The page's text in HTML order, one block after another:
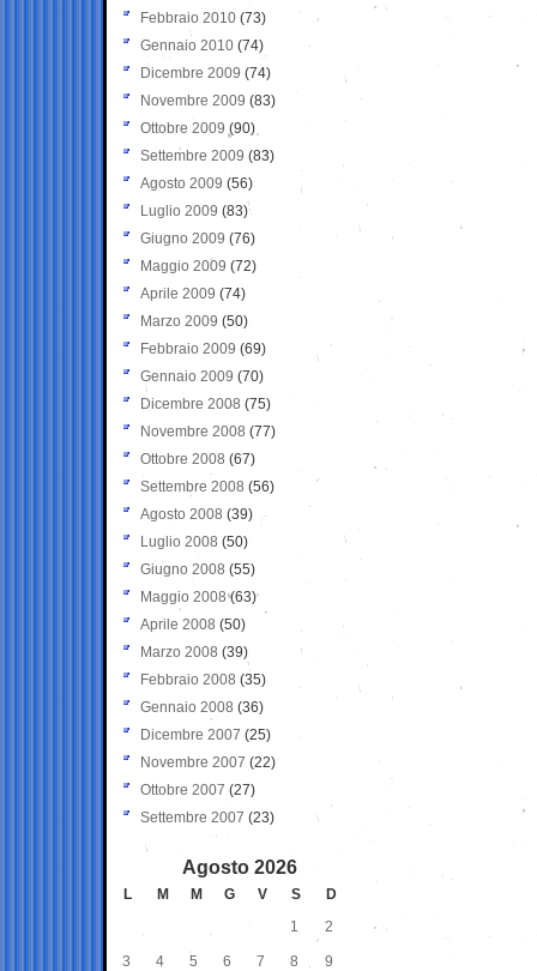
Febbraio 2010 (73)
Gennaio 2010 (74)
Dicembre 2009 (74)
Novembre 2009 (83)
Ottobre 2009 (90)
Settembre 2009 (83)
Agosto 2009 (56)
Luglio 2009 (83)
Giugno 2009 (76)
Maggio 2009 (72)
Aprile 2009 (74)
Marzo 2009 (50)
Febbraio 2009 (69)
Gennaio 2009 (70)
Dicembre 2008 (75)
Novembre 2008 (77)
Ottobre 2008 (67)
Settembre 2008 (56)
Agosto 2008 (39)
Luglio 2008 (50)
Giugno 2008 (55)
Maggio 2008(63)
Aprile 2008 (50)
Marzo 2008 (39)
Febbraio 2008 (35)
Gennaio 2008 (36)
Dicembre 2007 (25)
Novembre 2007 (22)
Ottobre 2007 (27)
Settembre 2007 (23)
Agosto 2026
L M M G V S
D
1
2
3 4 5 6 7 8 9